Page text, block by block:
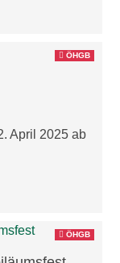
ÖHGB
April 2025 ab
ÖHGB